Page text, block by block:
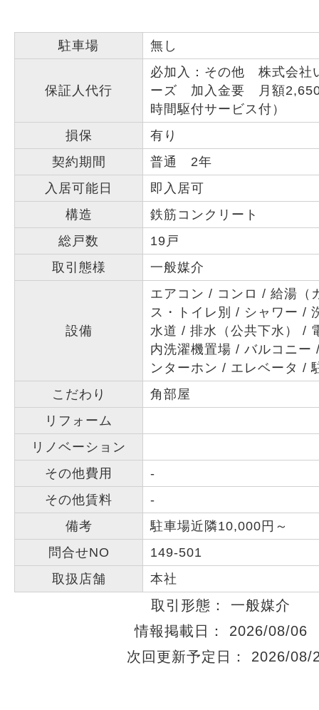
駐車場 無し
保証人代行
必加入：その他 株式会社
ーズ 加入金要 月額2,650
時間駆付サービス付）
損保
有り
契約期間
普通 2年
入居可能日
即入居可
構造
鉄筋コンクリート
総戸数
19戸
取引態様
一般媒介
設備
エアコン コンロ
給湯（
ス・トイレ別
シャワー
水道
排水（公共下水）
内洗濯機置場
バルコニー
ンターホン
エレベータ
こだわり
角部屋
リフォーム
リノベーション
その他費用
-
その他賃料
-
備考
駐車場近隣10,000円～
問合せNO
149-501
取扱店舗
本社
取引形態： 一般媒介
情報掲載日： 2026/08/06
次回更新予定日： 2026/08/